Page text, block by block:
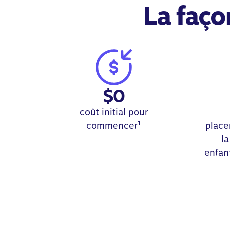
La
$0
coût initial pour
commencer1